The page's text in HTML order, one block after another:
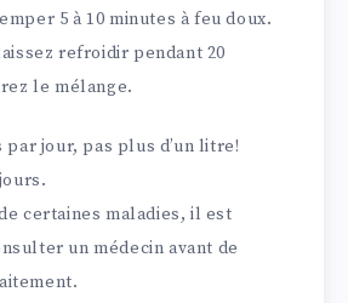
5 à 10 minutes à feu doux.
refroidir pendant 20
le mélange.
par jour, pas plus d’un litre!
certaines maladies, il est
un médecin avant de